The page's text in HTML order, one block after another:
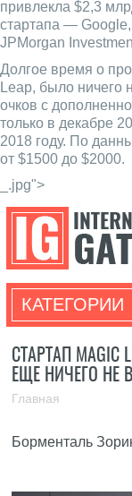
привлекла $2,3
стартапа —
JPMorgan
Долгое время о
Leap, было ничего
очков с
только в декабре
2018 году. По
от $1500 до $2000.
_.jpg">
КАТЕГОРИИ
СТАРТАП
ЕЩЕ НИЧЕГО НЕ
Главная
Борменталь